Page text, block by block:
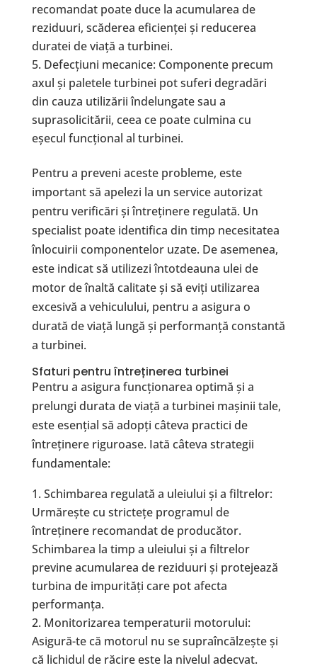
recomandat poate duce la acumularea de
reziduuri, scăderea eficienței și reducerea
duratei de viață a turbinei.
Defecțiuni mecanice: Componente precum
axul și paletele turbinei pot suferi degradări
din cauza utilizării îndelungate sau a
suprasolicitării, ceea ce poate culmina cu
eșecul funcțional al turbinei.
Pentru a preveni aceste probleme, este
important să apelezi la un service autorizat
pentru verificări și întreținere regulată. Un
specialist poate identifica din timp necesitatea
înlocuirii componentelor uzate. De asemenea,
este indicat să utilizezi întotdeauna ulei de
motor de înaltă calitate și să eviți utilizarea
excesivă a vehiculului, pentru a asigura o
durată de viață lungă și performanță constantă
a turbinei.
Sfaturi pentru întreținerea turbinei
Pentru a asigura funcționarea optimă și a
prelungi durata de viață a turbinei mașinii tale,
este esențial să adopți câteva practici de
întreținere riguroase. Iată câteva strategii
fundamentale:
Schimbarea regulată a uleiului și a filtrelor:
Urmărește cu strictețe programul de
întreținere recomandat de producător.
Schimbarea la timp a uleiului și a filtrelor
previne acumularea de reziduuri și protejează
turbina de impurități care pot afecta
performanța.
Monitorizarea temperaturii motorului:
Asigură-te că motorul nu se supraîncălzește și
că lichidul de răcire este la nivelul adecvat.